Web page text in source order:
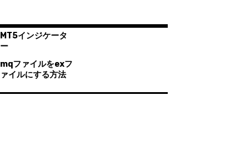
MT5インジケータ
ー
mqファイルをexフ
ァイルにする方法